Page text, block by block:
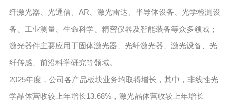
纤激光器、光通信、AR、激光雷达、半导体设备、光学检测设
备、工业测量、生命科学、精密仪器及智能装备等众多领域；
激光器件主要应用于固体激光器、光纤激光器、激光设备、光
纤传感、前沿科学研究等领域。
2025年度，公司各产品板块业务均取得增长，其中，非线性光
学晶体营收较上年增长13.68%，激光晶体营收较上年增长